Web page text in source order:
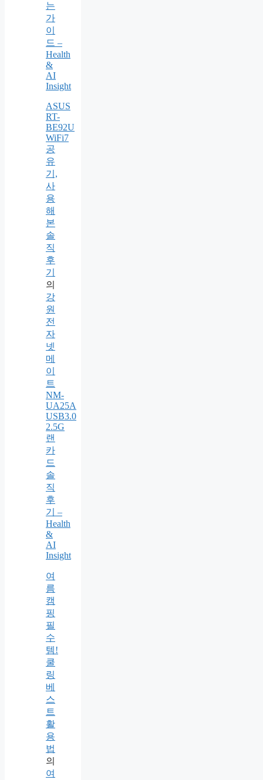
는
가
이
드 –
Health
&
AI
Insight
ASUS
RT-
BE92U
WiFi7
공
유
기,
사
용
해
본
솔
직
후
기
의
강
원
전
자
넷
메
이
트
NM-
UA25A
USB3.0
2.5G
랜
카
드
솔
직
후
기 –
Health
&
AI
Insight
여
름
캠
핑
필
수
템!
쿨
링
베
스
트
활
용
법
의
여